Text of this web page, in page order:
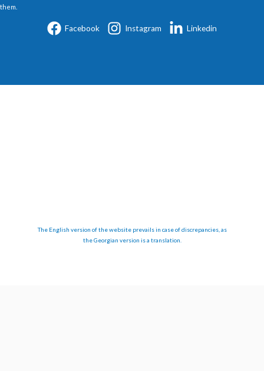
them.
Facebook Instagram Linkedin
The English version of the website prevails in case of discrepancies, as
the Georgian version is a translation.